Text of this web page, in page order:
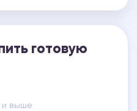
готовую
и выше